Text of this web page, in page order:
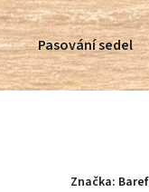
Pasování sedel
Značka: